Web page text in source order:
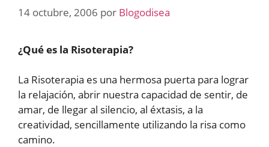
14 octubre, 2006 por Blogodisea
¿Qué es la Risoterapia?
La Risoterapia es una hermosa puerta para lograr
la relajación, abrir nuestra capacidad de sentir, de
amar, de llegar al silencio, al éxtasis, a la
creatividad, sencillamente utilizando la risa como
camino.